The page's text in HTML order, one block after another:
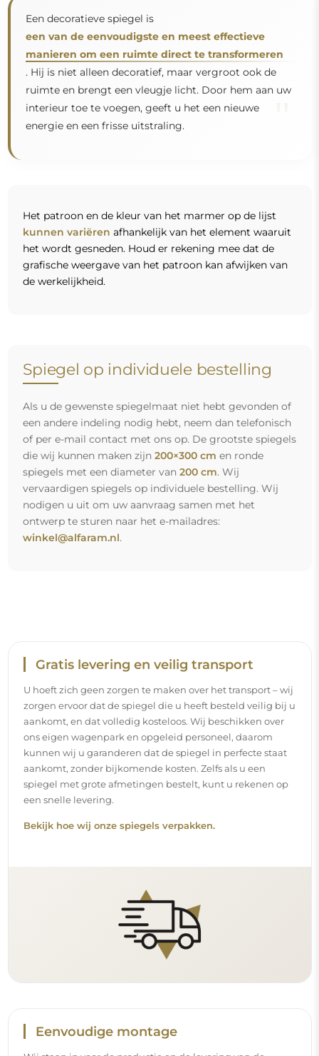
Een decoratieve spiegel is
een van de eenvoudigste en meest effectieve
manieren om een ruimte direct te transformeren
. Hij is niet alleen decoratief, maar vergroot ook de
ruimte en brengt een vleugje licht. Door hem aan uw
interieur toe te voegen, geeft u het een nieuwe
energie en een frisse uitstraling.
Het patroon en de kleur van het marmer op de lijst
kunnen variëren afhankelijk van het element waaruit
het wordt gesneden. Houd er rekening mee dat de
grafische weergave van het patroon kan afwijken van
de werkelijkheid.
Spiegel op individuele bestelling
Als u de gewenste spiegelmaat niet hebt gevonden of
een andere indeling nodig hebt, neem dan telefonisch
of per e-mail contact met ons op. De grootste spiegels
die wij kunnen maken zijn 200×300 cm en ronde
spiegels met een diameter van 200 cm. Wij
vervaardigen spiegels op individuele bestelling. Wij
nodigen u uit om uw aanvraag samen met het
ontwerp te sturen naar het e-mailadres:
winkel@alfaram.nl.
Gratis levering en veilig transport
U hoeft zich geen zorgen te maken over het transport – wij
zorgen ervoor dat de spiegel die u heeft besteld veilig bij u
aankomt, en dat volledig kosteloos. Wij beschikken over
ons eigen wagenpark en opgeleid personeel, daarom
kunnen wij u garanderen dat de spiegel in perfecte staat
aankomt, zonder bijkomende kosten. Zelfs als u een
spiegel met grote afmetingen bestelt, kunt u rekenen op
een snelle levering.
Bekijk hoe wij onze spiegels verpakken.
Eenvoudige montage